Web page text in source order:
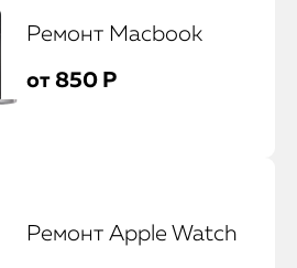
Ремонт Macbook
от 850 Р
Ремонт Apple Watch